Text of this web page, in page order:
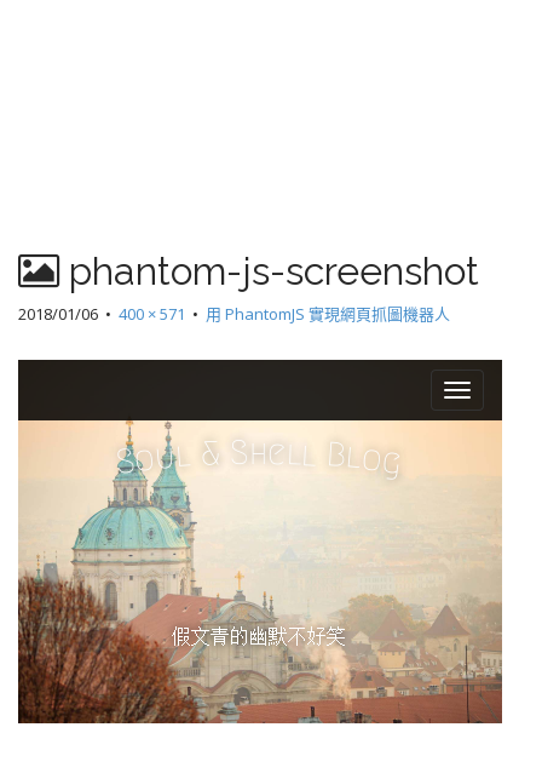
phantom-js-screenshot
2018/01/06 • 400 × 571 • 用 PhantomJS 實現網頁抓圖機器人